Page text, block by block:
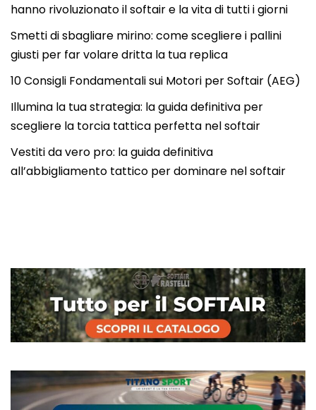
hanno rivoluzionato il softair e la vita di tutti i giorni
Smetti di sbagliare mirino: come scegliere i pallini
giusti per far volare dritta la tua replica
10 Consigli Fondamentali sui Motori per Softair (AEG)
Illumina la tua strategia: la guida definitiva per
scegliere la torcia tattica perfetta nel softair
Vestiti da vero pro: la guida definitiva
all’abbigliamento tattico per dominare nel softair